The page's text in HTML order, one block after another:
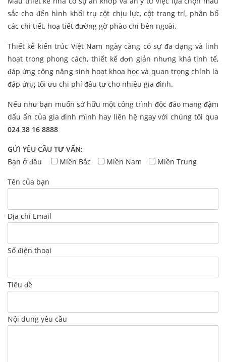
sắc cho đến hình khối trụ cột chịu lực, cột trang trí, phân bố
các chi tiết, hoạ tiết đường gờ phào chỉ bên ngoài.
Thiết kế kiến trúc Việt Nam ngày càng có sự đa dạng và linh
hoạt trong phong cách, thiết kế đơn giản nhưng khá tinh tế,
đáp ứng công năng sinh hoạt khoa học và quan trọng chính là
đáp ứng tối ưu chi phí đầu tư cho nhiều gia đình.
Nếu như bạn muốn sở hữu một công trình độc đáo mang đậm
dấu ấn của gia đình mình hay liên hệ ngay với chúng tôi qua
024 38 16 8888
GỬI YÊU CẦU TƯ VẤN:
Bạn ở đâu
Miền Bắc Miền Nam Miền Trung
Tên của bạn
Địa chỉ Email
Số điện thoại
Tiêu đề
Nội dung yêu cầu